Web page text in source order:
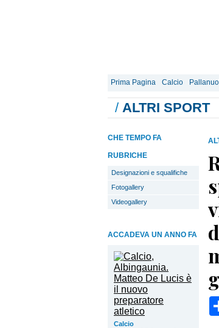
Prima Pagina Calcio
/ ALTRI SPORT
CHE TEMPO FA
RUBRICHE
Designazioni e squalifiche
Fotogallery
Videogallery
ACCADEVA UN ANNO FA
Calcio